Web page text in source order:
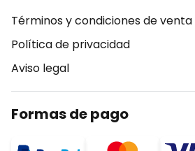
Términos y condiciones de venta
Política de privacidad
Aviso legal
Formas de pago